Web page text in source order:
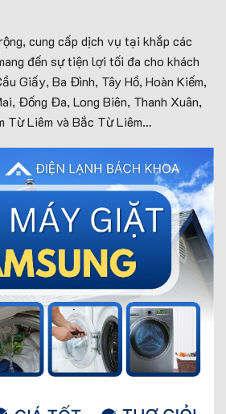
cung cấp dịch vụ tại khắp các
đến sự tiện lợi tối đa cho khách
Giấy, Ba Đình, Tây Hồ, Hoàn Kiếm,
Đống Đa, Long Biên, Thanh Xuân,
Từ Liêm và Bắc Từ Liêm…